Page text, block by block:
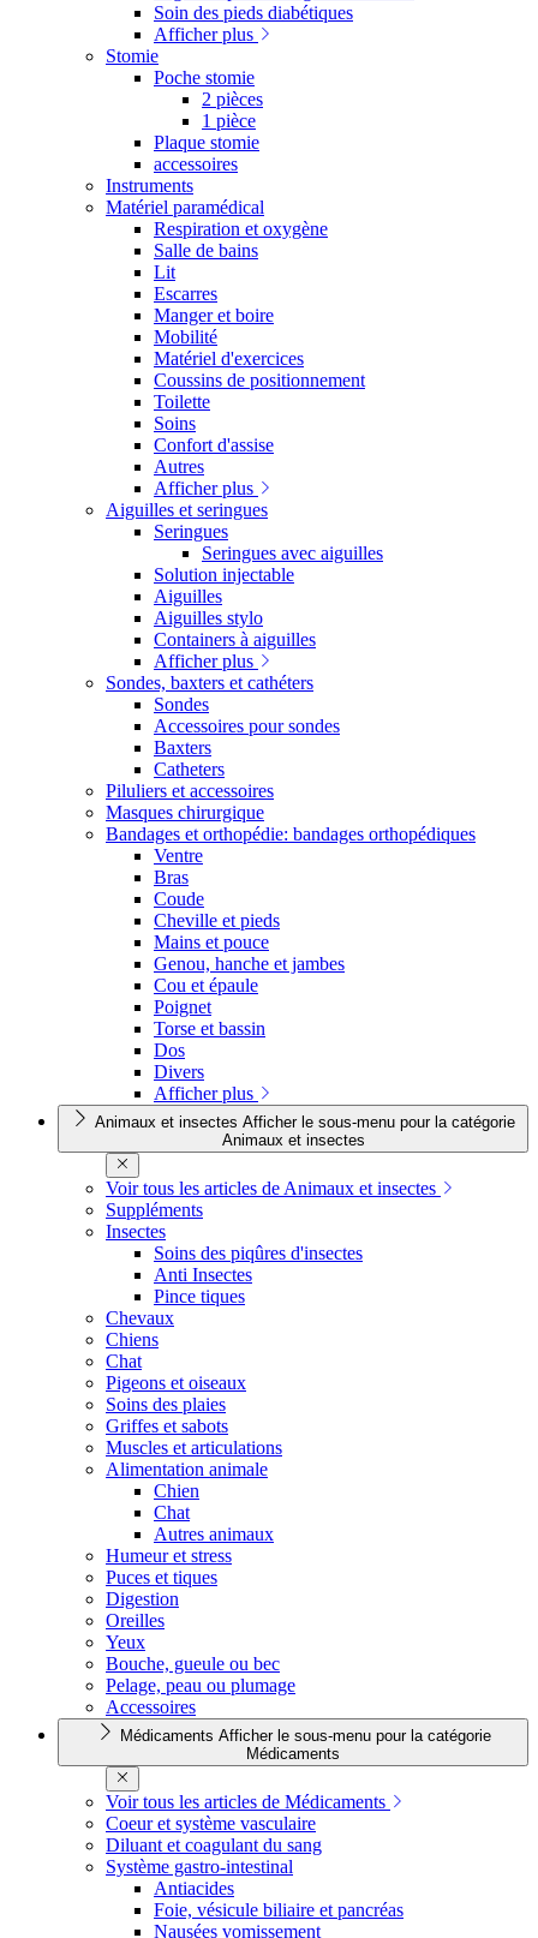
Soin des pieds diabétiques
Afficher plus
Stomie
Poche stomie
2 pièces
1 pièce
Plaque stomie
accessoires
Instruments
Matériel paramédical
Respiration et oxygène
Salle de bains
Lit
Escarres
Manger et boire
Mobilité
Matériel d'exercices
Coussins de positionnement
Toilette
Soins
Confort d'assise
Autres
Afficher plus
Aiguilles et seringues
Seringues
Seringues avec aiguilles
Solution injectable
Aiguilles
Aiguilles stylo
Containers à aiguilles
Afficher plus
Sondes, baxters et cathéters
Sondes
Accessoires pour sondes
Baxters
Catheters
Piluliers et accessoires
Masques chirurgique
Bandages et orthopédie: bandages orthopédiques
Ventre
Bras
Coude
Cheville et pieds
Mains et pouce
Genou, hanche et jambes
Cou et épaule
Poignet
Torse et bassin
Dos
Divers
Afficher plus
Animaux et insectes Afficher le sous-menu pour la catégorie
Animaux et insectes
Voir tous les articles de Animaux et insectes
Suppléments
Insectes
Soins des piqûres d'insectes
Anti Insectes
Pince tiques
Chevaux
Chiens
Chat
Pigeons et oiseaux
Soins des plaies
Griffes et sabots
Muscles et articulations
Alimentation animale
Chien
Chat
Autres animaux
Humeur et stress
Puces et tiques
Digestion
Oreilles
Yeux
Bouche, gueule ou bec
Pelage, peau ou plumage
Accessoires
Médicaments Afficher le sous-menu pour la catégorie
Médicaments
Voir tous les articles de Médicaments
Coeur et système vasculaire
Diluant et coagulant du sang
Système gastro-intestinal
Antiacides
Foie, vésicule biliaire et pancréas
Nausées vomissement